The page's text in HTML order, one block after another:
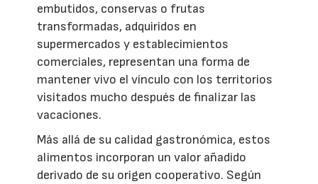
embutidos, conservas o frutas
transformadas, adquiridos en
supermercados y establecimientos
comerciales, representan una forma de
mantener vivo el vínculo con los territorios
visitados mucho después de finalizar las
vacaciones.
Más allá de su calidad gastronómica, estos
alimentos incorporan un valor añadido
derivado de su origen cooperativo. Según